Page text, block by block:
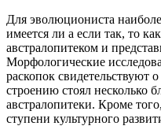
Для эволюциониста
имеется ли а если так, то
австралопитеком и
Морфологические
раскопок свидетельствуют
строению стоял несколько
австралопитеки. Кроме
ступени культурного